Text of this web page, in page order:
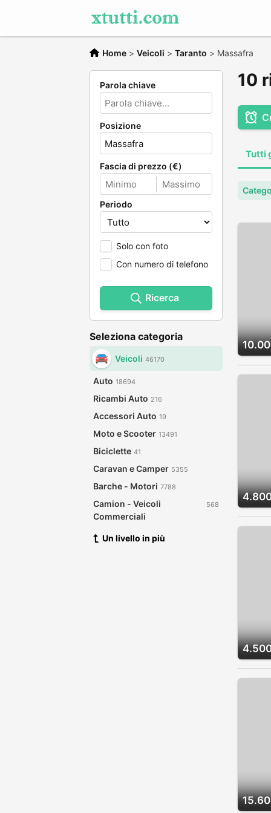
Home > Veicoli > Taranto > Massafra
Parola chiave
Posizione
Fascia di prezzo (€)
Periodo
Solo con foto
Con numero di telefono
Ricerca
Seleziona categoria
Veicoli 46170
Auto 18694
Ricambi Auto 216
Accessori Auto 19
Moto e Scooter 13491
Biciclette 41
Caravan e Camper 5355
Barche - Motori 7788
Camion - Veicoli
Commerciali
568
Un livello in più
10
Tutti